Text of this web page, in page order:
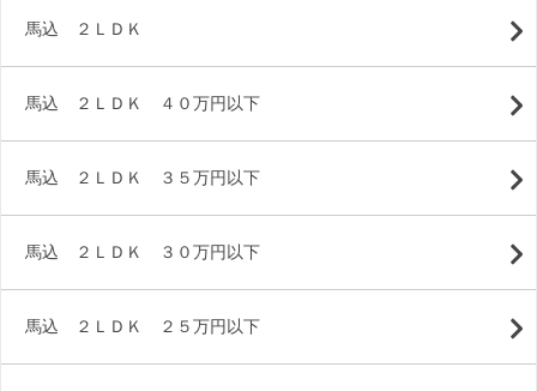
馬込 ２ＬＤＫ
馬込 ２ＬＤＫ ４０万円以下
馬込 ２ＬＤＫ ３５万円以下
馬込 ２ＬＤＫ ３０万円以下
馬込 ２ＬＤＫ ２５万円以下